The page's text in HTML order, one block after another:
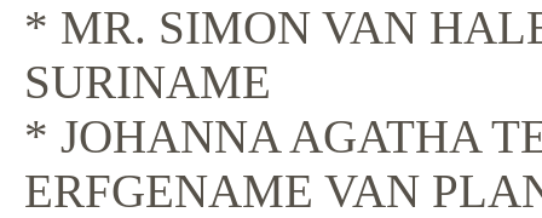
* MR. SIMON VAN
SURINAME
* JOHANNA AGATHA
ERFGENAME VAN